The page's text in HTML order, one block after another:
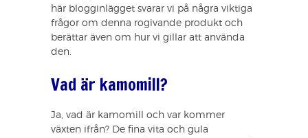
här blogginlägget svarar vi på några viktiga
frågor om denna rogivande produkt och
berättar även om hur vi gillar att använda
den.
Vad är kamomill?
Ja, vad är kamomill och var kommer
växten ifrån? De fina vita och gula